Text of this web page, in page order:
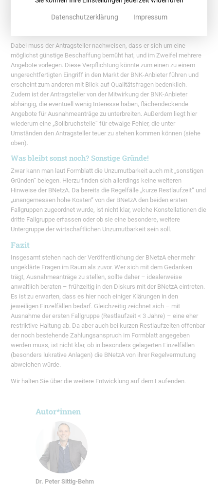
Einfluss auf die Wirtschaftlichkeit des Anlagenbetriebs haben, findet in
Dabei muss der Antragsteller nachweisen, dass er sich um eine
möglichst günstige Beschaffung bemüht hat, und im Zweifel mehrere
Angebote vorlegen. Diese Verpflichtung könnte zum einen zu einem
ungerechtfertigten Eingriff in den Markt der BNK-Anbieter führen und
erscheint zum anderen mit Blick auf Qualitätsfragen bedenklich.
Zudem ist der Antragsteller von der Mitwirkung der BNK-Anbieter
abhängig, die eventuell wenig Interesse haben, flächendeckende
Angebote für Ausnahmeanträge zu unterbreiten. Außerdem liegt hier
wiederum eine „Sollbruchstelle“ für etwaige Fehler, die unter
Umständen den Antragsteller teuer zu stehen kommen können (siehe
oben).
Was bleibt sonst noch? Sonstige Gründe!
Zwar kann man laut Formblatt die Unzumutbarkeit auch mit „sonstigen
Gründen“ belegen. Hierzu finden sich allerdings keine weiteren
Hinweise der BNetzA. Da bereits die Regelfälle „kurze Restlaufzeit“ und
„unangemessen hohe Kosten“ von der BNetzA den beiden ersten
Fallgruppen zugeordnet wurde, ist nicht klar, welche Konstellationen die
dritte Fallgruppe erfassen oder ob sie eine besondere, weitere
Untergruppe der wirtschaftlichen Unzumutbarkeit sein soll.
Fazit
Insgesamt stehen nach der Veröffentlichung der BNetzA eher mehr
ungeklärte Fragen im Raum als zuvor. Wer sich mit dem Gedanken
trägt, Ausnahmeanträge zu stellen, sollte daher – idealerweise
anwaltlich beraten – frühzeitig in den Diskurs mit der BNetzA eintreten.
Es ist zu erwarten, dass es hier noch einiger Klärungen in den
jeweiligen Einzelfällen bedarf. Gleichzeitig zeichnet sich – mit
Ausnahme der ersten Fallgruppe (Restlaufzeit < 3 Jahre) – eine eher
restriktive Haltung ab. Da aber auch bei kurzen Restlaufzeiten offenbar
der noch bestehende Zahlungsanspruch im Formblatt angegeben
werden muss, ist nicht klar, ob in besonders gelagerten Einzelfällen
(besonders lukrative Anlagen) die BNetzA von ihrer Regelvermutung
abweichen würde.
Wir halten Sie über die weitere Entwicklung auf dem Laufenden.
Autor*innen
Dr. Peter Sittig-Behm
Datenschutzerklärung Impressum